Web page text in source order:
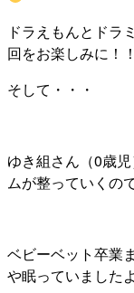
ドラえもんとドラ
回をお楽しみに！！
そして・・・
ゆき組さん（0歳
ムが整っていくの
ベビーベット卒業
や眠っていましたよ